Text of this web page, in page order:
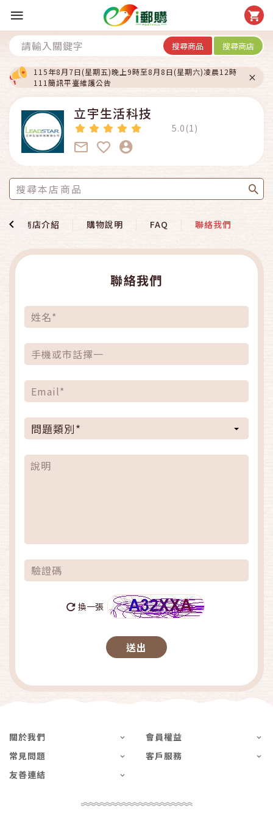
搜尋商品 搜尋商店
115年8月7日(星期五)晚上9時至8月8日(星期六)凌晨12時
111簡訊平臺維護公告
立宇生活科技
5.0(1)
商店介紹 購物說明 FAQ 聯絡我們
聯絡我們
問題類別*
換一張
關於我們
會員權益
常見問題
客戶服務
友善連結